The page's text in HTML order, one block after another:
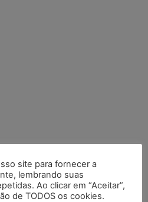
site para fornecer a
lembrando suas
Ao clicar em “Aceitar”,
de TODOS os cookies.